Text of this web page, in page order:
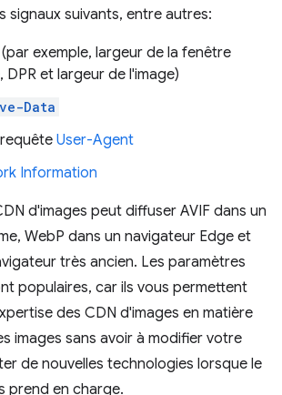
signaux suivants, entre autres:
(par exemple, largeur de la fenêtre
et largeur de l'image)
Data
User-Agent
Information
d'images peut diffuser AVIF dans un
WebP dans un navigateur Edge et
très ancien. Les paramètres
populaires, car ils vous permettent
des CDN d'images en matière
images sans avoir à modifier votre
de nouvelles technologies lorsque le
prend en charge.